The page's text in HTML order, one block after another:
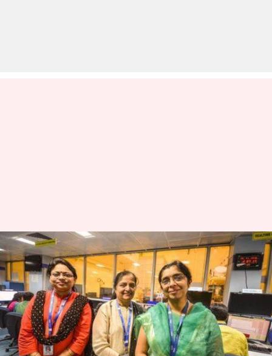
इसरो की इन छह प्रसिद्ध महिला
वैज्ञानिकों के बारे में जानें, जिन्होंने
बनाई अपनी अलग पहचान
लेखन मोना दीक्षित Jul 18, 2019 07:21 pm
क्या है खबर?